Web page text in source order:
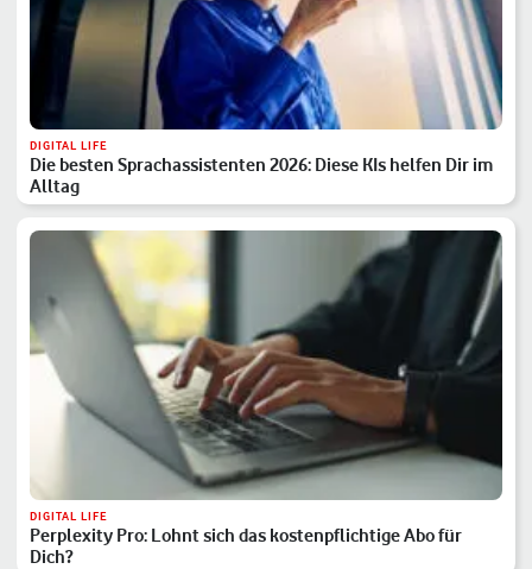
DIGITAL LIFE
Die besten Sprachassistenten 2026: Diese KIs helfen Dir im
Alltag
DIGITAL LIFE
Perplexity Pro: Lohnt sich das kostenpflichtige Abo für
Dich?